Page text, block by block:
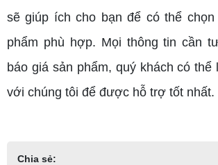
sẽ giúp ích cho bạn để có thể
phẩm phù hợp. Mọi thông tin cần
báo giá sản phẩm, quý khách có
với chúng tôi để được hỗ trợ tốt nhất.
Chia sẻ: